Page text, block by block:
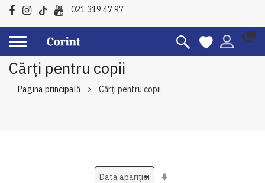
021 319 47 97
Cărți pentru copii
Pagina principală Cărți pentru copii